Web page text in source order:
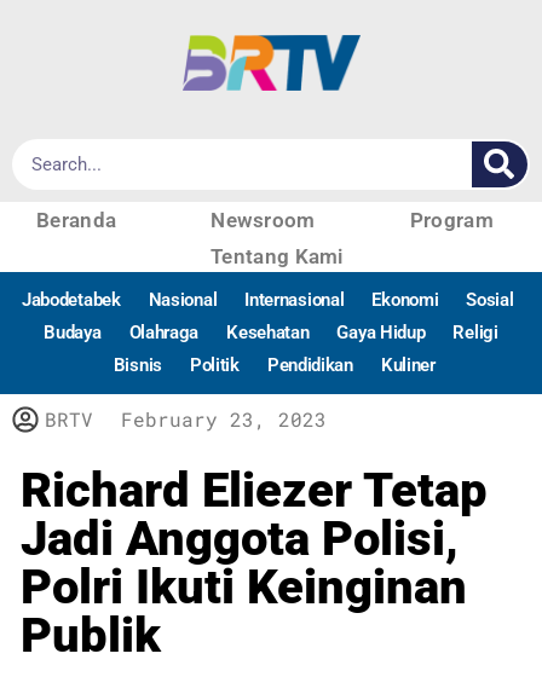
Beranda Newsroom
Program
Tentang Kami
Jabodetabek Nasional Internasional Ekonomi
Sosial
Budaya
Olahraga Kesehatan Gaya Hidup
Religi
Bisnis
Politik Pendidikan Kuliner
BRTV February 23, 2023
Richard Eliezer Tetap
Jadi Anggota Polisi,
Polri Ikuti Keinginan
Publik